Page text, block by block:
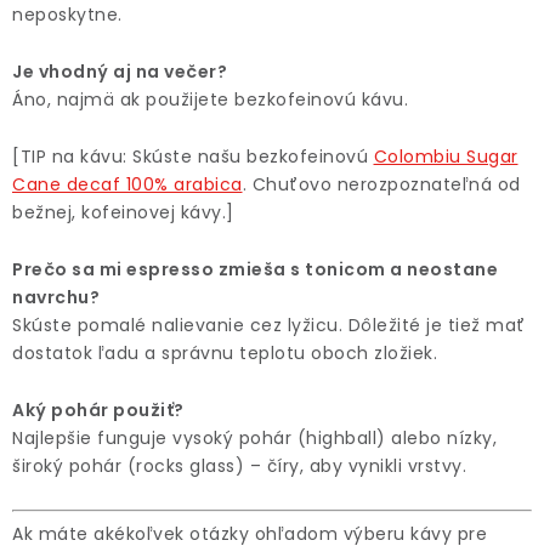
neposkytne.
Je vhodný aj na večer?
Áno, najmä ak použijete bezkofeinovú kávu.
[TIP na kávu: Skúste našu bezkofeinovú Colombiu Sugar
Cane decaf 100% arabica. Chuťovo nerozpoznateľná od
bežnej, kofeinovej kávy.]
Prečo sa mi espresso zmieša s tonicom a neostane
navrchu?
Skúste pomalé nalievanie cez lyžicu. Dôležité je tiež mať
dostatok ľadu a správnu teplotu oboch zložiek.
Aký pohár použiť?
Najlepšie funguje vysoký pohár (highball) alebo nízky,
široký pohár (rocks glass) – číry, aby vynikli vrstvy.
Ak máte akékoľvek otázky ohľadom výberu kávy pre